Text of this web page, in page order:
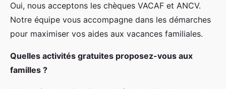
Oui, nous acceptons les chèques VACAF et ANCV.
Notre équipe vous accompagne dans les démarches
pour maximiser vos aides aux vacances familiales.
Quelles activités gratuites proposez-vous aux
familles ?